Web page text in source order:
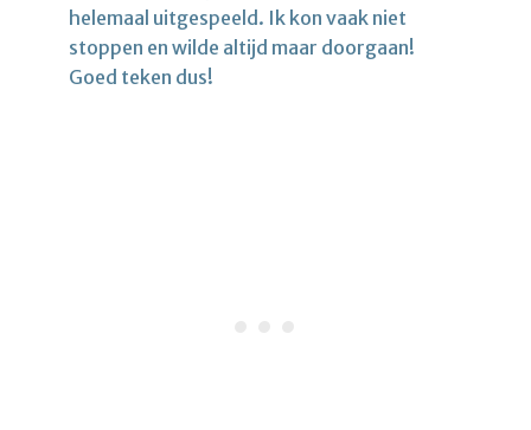
helemaal uitgespeeld. Ik kon vaak niet
stoppen en wilde altijd maar doorgaan!
Goed teken dus!